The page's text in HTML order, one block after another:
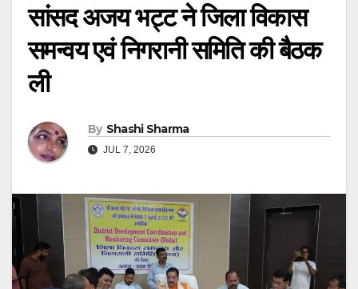
सांसद अजय भट्ट ने जिला विकास
समन्वय एवं निगरानी समिति की बैठक
ली
By Shashi Sharma
JUL 7, 2026